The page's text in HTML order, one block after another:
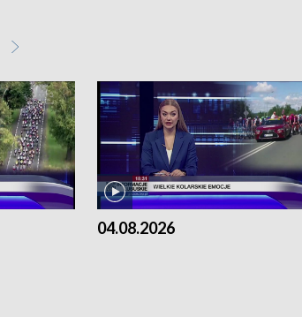
04.08.2026